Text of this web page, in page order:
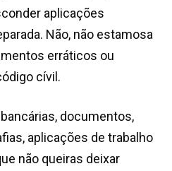
aplicações
Não, não estamosa
erráticos ou
cívil.
documentos,
aplicações de trabalho
não queiras deixar